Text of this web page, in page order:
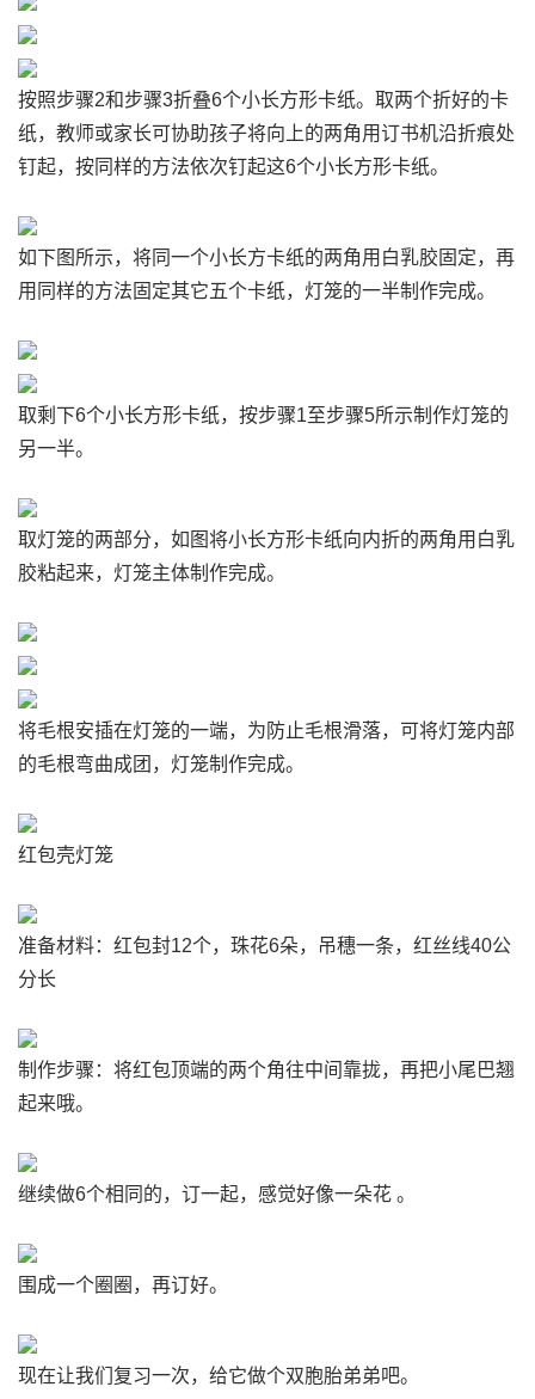
按照步骤2和步骤3折叠6个小长方形卡纸。取两个折好的卡
纸，教师或家长可协助孩子将向上的两角用订书机沿折痕处
钉起，按同样的方法依次钉起这6个小长方形卡纸。
如下图所示，将同一个小长方卡纸的两角用白乳胶固定，再
用同样的方法固定其它五个卡纸，灯笼的一半制作完成。
取剩下6个小长方形卡纸，按步骤1至步骤5所示制作灯笼的
另一半。
取灯笼的两部分，如图将小长方形卡纸向内折的两角用白乳
胶粘起来，灯笼主体制作完成。
将毛根安插在灯笼的一端，为防止毛根滑落，可将灯笼内部
的毛根弯曲成团，灯笼制作完成。
红包壳灯笼
准备材料：红包封12个，珠花6朵，吊穗一条，红丝线40公
分长
制作步骤：将红包顶端的两个角往中间靠拢，再把小尾巴翘
起来哦。
继续做6个相同的，订一起，感觉好像一朵花 。
围成一个圈圈，再订好。
现在让我们复习一次，给它做个双胞胎弟弟吧。